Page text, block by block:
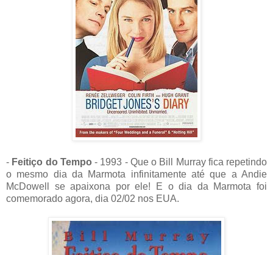
- Feitiço do Tempo - 1993 - Que o Bill Murray fica repetindo
o mesmo dia da Marmota infinitamente até que a Andie
McDowell se apaixona por ele! E o dia da Marmota foi
comemorado agora, dia 02/02 nos EUA.